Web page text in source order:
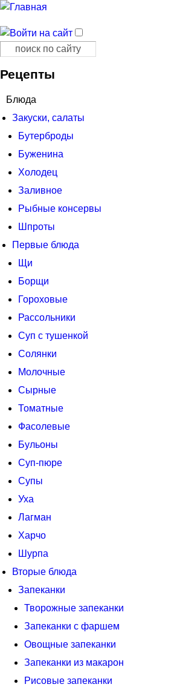
Форма поиска
Поиск
Рецепты
Блюда
Закуски, салаты
Бутерброды
Буженина
Холодец
Заливное
Рыбные консервы
Шпроты
Первые блюда
Щи
Борщи
Гороховые
Рассольники
Суп с тушенкой
Солянки
Молочные
Сырные
Томатные
Фасолевые
Бульоны
Суп-пюре
Супы
Уха
Лагман
Харчо
Шурпа
Вторые блюда
Запеканки
Творожные запеканки
Запеканки с фаршем
Овощные запеканки
Запеканки из макарон
Рисовые запеканки